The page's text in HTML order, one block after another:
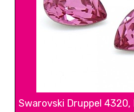
Swarovski Druppel 4320,